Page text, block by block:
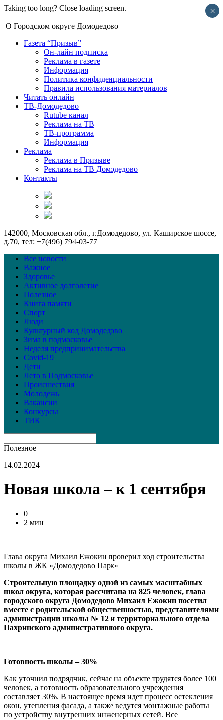
Taking too long? Close loading screen.
О Городском округе Домодедово
Газета “Призыв”
Он-лайн подписка
Реклама в газете
Информация
Политика конфиденциальности
Правила использования материалов
Читать онлайн
ТВ-Домодедово
Rutube канал
Реклама на ТВ
ТВ-программа
Информация
Реклама
Реклама в Призыве
Реклама на ТВ Домодедово
Контакты
142000, Московская обл., г.Домодедово, ул. Каширское шоссе,
д.70, тел: +7(496) 794-03-77
Все новости
Важное
Здоровье
Активное долголетие
Полезное
Книга памяти
Спорт
Люди
Культурный код Домодедово
Зима в подмосковье
Неделя предпринимательства
Covid-19
Дети
Лето в Подмосковье
Происшествия
Молодежь
Вакансии
Конкурсы
ТИК
Полезное
14.02.2024
Новая школа – к 1 сентября
0
2 мин
Глава округа Михаил Ежокин проверил ход строительства
школы в ЖК «Домодедово Парк»
Строительную площадку одной из самых масштабных
школ округа, которая рассчитана на 825 человек, глава
городского округа Домодедово Михаил Ежокин посетил
вместе с родительской общественностью, представителями
администрации школы № 12 и территориального отдела
Пахринского административного округа.
Готовность школы – 30%
Как уточнил подрядчик, сейчас на объекте трудятся более 100
человек, а готовность образовательного учреждения
составляет 30%. В настоящее время идет процесс остекления
окон, утепления фасада, а также ведутся монтажные работы
по устройству внутренних инженерных сетей. Все
×